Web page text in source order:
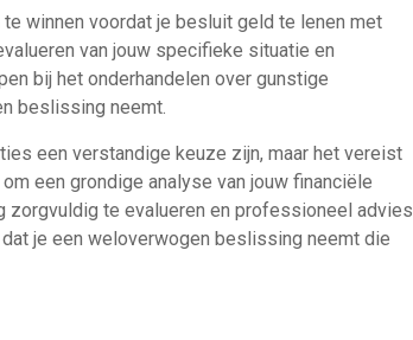
winnen voordat je besluit geld te lenen met
van jouw specifieke situatie en
bij het onderhandelen over gunstige
beslissing neemt.
een verstandige keuze zijn, maar het vereist
een grondige analyse van jouw financiële
zorgvuldig te evalueren en professioneel advies
je een weloverwogen beslissing neemt die